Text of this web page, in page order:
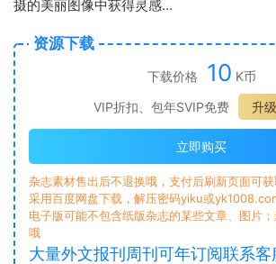
摄的美丽图像中获得灵感…
资源下载
下载价格 10 K币
VIP折扣、包年SVIP免费
升
立即购买
杂志素材售出后不退换哦，支付后刷新页面可
采用百度网盘下载，解压密码yiku或
电子版可能不包含纸版杂志的某些文章、图片
哦
大量外文报刊周刊可年订阅联系客